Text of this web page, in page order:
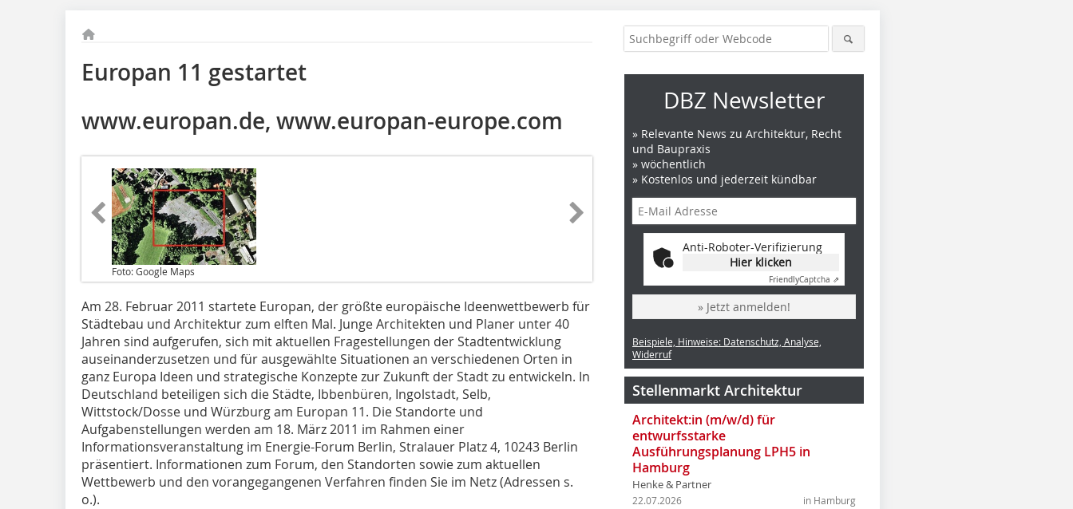
Europan 11 gestartet
www.europan.de, www.europan-europe.com
Foto: Google Maps
Am 28. Februar 2011 startete Europan, der größte europäische Ideenwettbewerb für
Städtebau und Architektur zum elften Mal. Junge Architekten und Planer unter 40
Jahren sind aufgerufen, sich mit aktuellen Fragestellungen der Stadtentwicklung
auseinander­zusetzen und für ausgewählte Situationen an verschiedenen Orten in
ganz Europa Ideen und strategische Konzepte zur Zukunft der Stadt zu entwickeln. In
Deutschland beteiligen sich die Städte, Ibbenbüren, Ingolstadt, Selb,
Wittstock/Dosse und Würzburg am Europan 11. Die Standorte und
Aufgabenstellungen werden am 18. März 2011 im Rahmen einer
Informationsveranstaltung im Energie-Forum Berlin, Stralauer Platz 4, 10243 Berlin
präsentiert. Informationen zum Forum, den Standorten sowie zum aktuellen
Wettbewerb und den vorangegangenen Verfahren finden Sie im Netz (Adressen s.
o.).
DBZ Newsletter
» Relevante News zu Architektur, Recht
und Baupraxis
» wöchentlich
» Kostenlos und jederzeit kündbar
Anti-Roboter-Verifizierung
Hier klicken
FriendlyCaptcha ⇗
» Jetzt anmelden!
Beispiele, Hinweise: Datenschutz, Analyse,
Widerruf
Stellenmarkt Architektur
Architekt:in (m/w/d) für
entwurfsstarke
Ausführungsplanung LPH5 in
Hamburg
Henke & Partner
in Hamburg
22.07.2026